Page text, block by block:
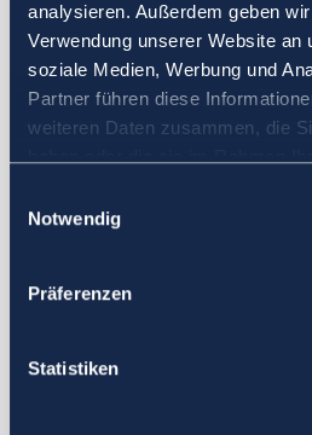
analysieren. Außerdem geben
Verwendung unserer Website an
soziale Medien, Werbung und
Partner führen diese
weiteren Daten zusammen, die
Notwendig
Präferenzen
Statistiken